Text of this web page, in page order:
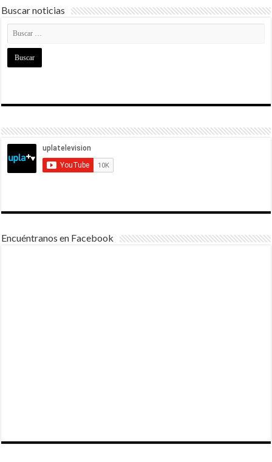
Buscar noticias
Encuéntranos en Facebook